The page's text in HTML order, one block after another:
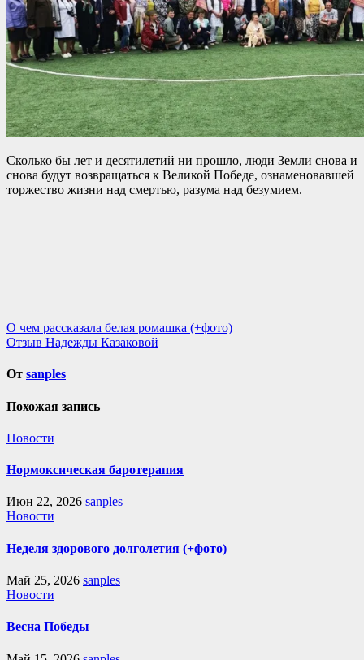
Сколько бы лет и десятилетий ни прошло, люди Земли снова и
снова будут возвращаться к Великой Победе, ознаменовавшей
торжество жизни над смертью, разума над безумием.
Навигация
по
записям
О чем рассказала белая ромашка (+фото)
Отзыв Надежды Казаковой
От sanples
Похожая запись
Новости
Нормоксическая баротерапия
Июн 22, 2026 sanples
Новости
Неделя здорового долголетия (+фото)
Май 25, 2026 sanples
Новости
Весна Победы